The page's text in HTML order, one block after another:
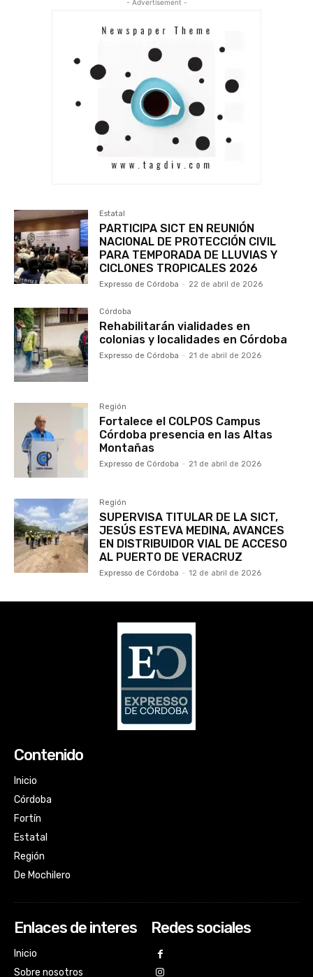
- Advertisement -
Estatal
PARTICIPA SICT EN REUNIÓN
NACIONAL DE PROTECCIÓN CIVIL
PARA TEMPORADA DE LLUVIAS Y
CICLONES TROPICALES 2026
Expresso de Córdoba - 22 de abril de 2026
Córdoba
Rehabilitarán vialidades en
colonias y localidades en Córdoba
Expresso de Córdoba - 21 de abril de 2026
Región
Fortalece el COLPOS Campus
Córdoba presencia en las Altas
Montañas
Expresso de Córdoba - 21 de abril de 2026
Región
SUPERVISA TITULAR DE LA SICT,
JESÚS ESTEVA MEDINA, AVANCES
EN DISTRIBUIDOR VIAL DE ACCESO
AL PUERTO DE VERACRUZ
Expresso de Córdoba - 12 de abril de 2026
Contenido
Inicio
Córdoba
Fortín
Estatal
Región
De Mochilero
Enlaces de interes
Inicio
Sobre nosotros
Redes sociales